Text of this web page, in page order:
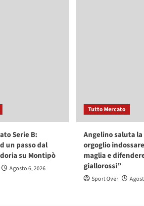
Serie B:
un passo dal
su Montipò
Agosto 6, 2026
Tutto Mercato
Angelino saluta la
orgoglio
maglia e
giallorossi”
Sport Over